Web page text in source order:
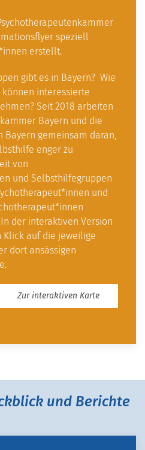
speziell
erstellt.
gibt es in Bayern? Wie
interessierte
Seit 2018 arbeiten
Bayern und die
gemeinsam daran,
enger zu
von
und Selbsthilfegruppen
und
der interaktiven Version
auf die jeweilige
dort ansässigen
Zur interaktiven Karte
und Berichte